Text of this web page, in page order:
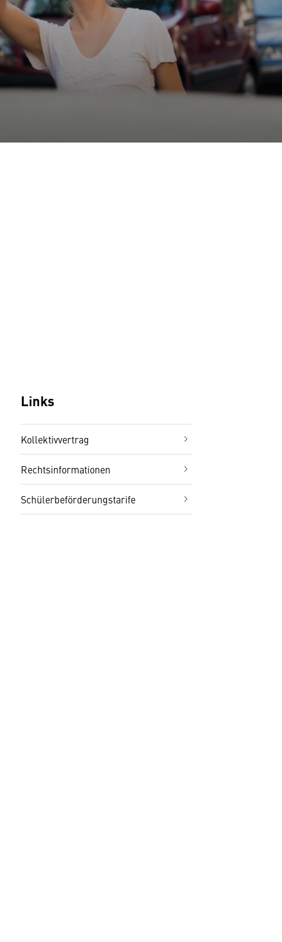
Links
Kollektivvertrag
Rechtsinformationen
Schülerbeförderungstarife